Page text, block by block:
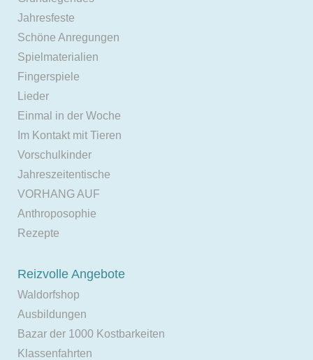
Jahresfeste
Schöne Anregungen
Spielmaterialien
Fingerspiele
Lieder
Einmal in der Woche
Im Kontakt mit Tieren
Vorschulkinder
Jahreszeitentische
VORHANG AUF
Anthroposophie
Rezepte
Reizvolle Angebote
Waldorfshop
Ausbildungen
Bazar der 1000 Kostbarkeiten
Klassenfahrten